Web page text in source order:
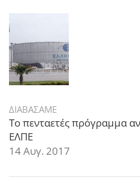
ΔΙΑΒΑΣΑΜΕ
Το πενταετές πρόγραμμα
ΕΛΠΕ
14 Αυγ. 2017